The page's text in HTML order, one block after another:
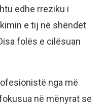
edhe rreziku i
e tij në shëndet
folës e cilësuan
nga më
në mënyrat se